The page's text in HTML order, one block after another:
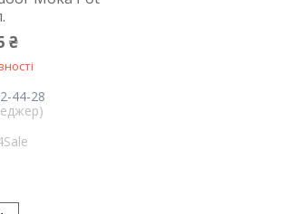
₴
44-28